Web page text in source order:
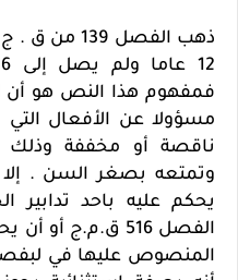
ذهب الفصل
فمفهوم هذا النص هو أن
مسؤولا عن الأفعال التي
ناقصة أو مخففة وذلك
وتمتعه بصغر السن . إلا
يحكم عليه باحد تدابير
الفصل 516 ق.م.ج